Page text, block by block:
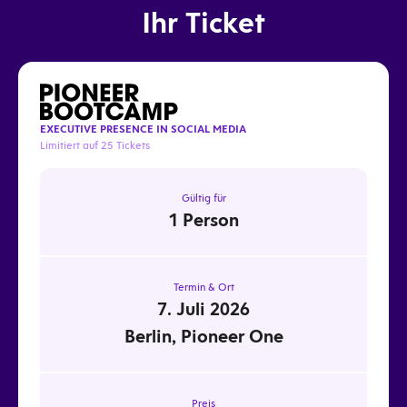
Ihr Ticket
EXECUTIVE PRESENCE IN SOCIAL MEDIA
Limitiert auf 25 Tickets
Gültig für
1 Person
Termin & Ort
7. Juli 2026
Berlin, Pioneer One
Preis